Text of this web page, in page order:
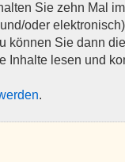
Sie zehn Mal
oder
können Sie dann
Inhalte lesen und
.